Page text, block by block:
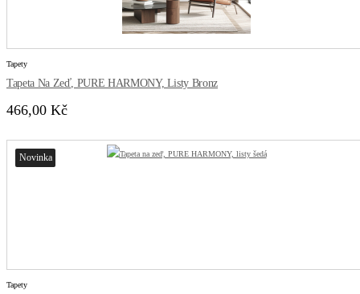
Tapety
Tapeta Na Zeď, PURE HARMONY, Listy Bronz
466,00 Kč
Novinka
Tapety